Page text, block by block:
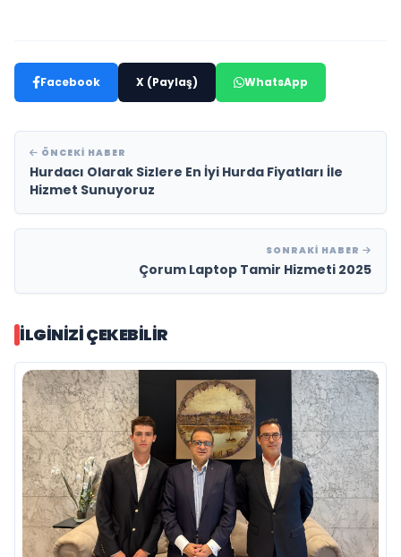
Facebook X (Paylaş) WhatsApp
ÖNCEKI HABER
Hurdacı Olarak Sizlere En İyi Hurda Fiyatları İle
Hizmet Sunuyoruz
SONRAKI HABER
Çorum Laptop Tamir Hizmeti 2025
İLGINIZI ÇEKEBILIR